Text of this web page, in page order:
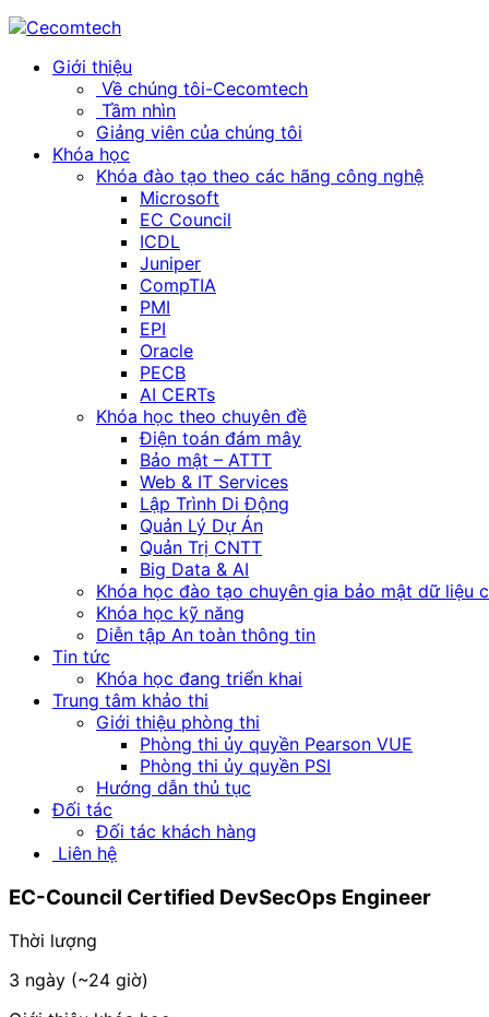
Giới thiệu
Về chúng tôi-Cecomtech
Tầm nhìn
Giảng viên của chúng tôi
Khóa học
Khóa đào tạo theo các hãng công nghệ
Microsoft
EC Council
ICDL
Juniper
CompTIA
PMI
EPI
Oracle
PECB
AI CERTs
Khóa học theo chuyên đề
Điện toán đám mây
Bảo mật – ATTT
Web & IT Services
Lập Trình Di Động
Quản Lý Dự Án
Quản Trị CNTT
Big Data & AI
Khóa học đào tạo chuyên gia bảo mật dữ liệu
Khóa học kỹ năng
Diễn tập An toàn thông tin
Tin tức
Khóa học đang triển khai
Trung tâm khảo thi
Giới thiệu phòng thi
Phòng thi ủy quyền Pearson VUE
Phòng thi ủy quyền PSI
Hướng dẫn thủ tục
Đối tác
Đối tác khách hàng
Liên hệ
EC-Council Certified DevSecOps Engineer
Thời lượng
3 ngày (~24 giờ)